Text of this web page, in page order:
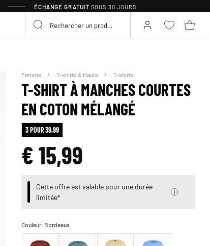
ÉCHANGE GRATUIT SOUS 30 JOURS
Femme T-shirts & Hauts T-shirts
T-SHIRT À MANCHES COURTES
EN COTON MÉLANGÉ
3 POUR 39,99
€ 15,99
Cette offre est valable pour une durée
limitée*
Couleur: Bordeaux